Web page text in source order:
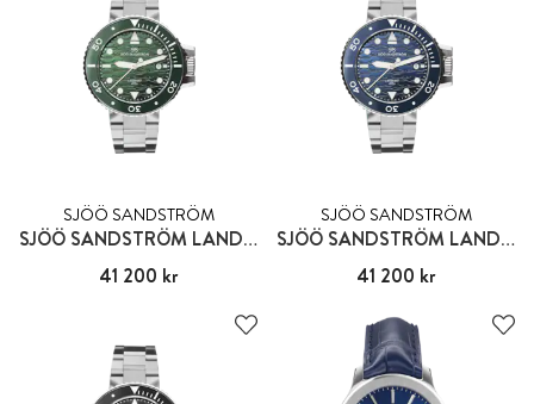
SJÖÖ SANDSTRÖM
SJÖÖ SANDSTRÖM LANDSORT 459M
Pris: 41 200 kr
41 200 kr
SJÖÖ SANDSTRÖM
SJÖÖ SANDSTRÖM LANDSORT 459M
Pris: 41 200 kr
41 200 kr